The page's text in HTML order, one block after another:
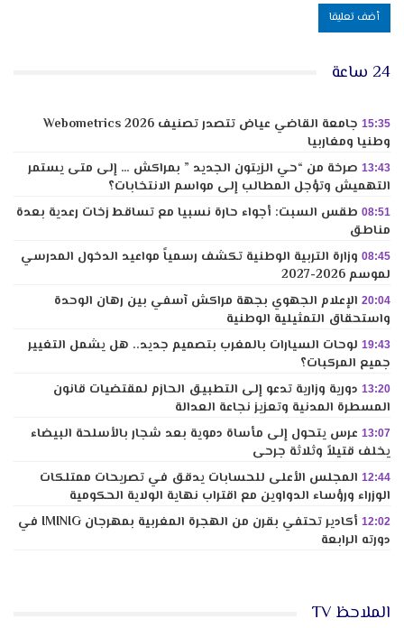
24 ساعة
15:35
جامعة القاضي عياض تتصدر تصنيف Webometrics 2026
وطنيا ومغاربيا
13:43 صرخة من “حي الزيتون الجديد ” بمراكش … إلى متى يستمر
التهميش وتؤجل المطالب إلى مواسم الانتخابات؟
08:51 طقس السبت: أجواء حارة نسبيا مع تساقط زخات رعدية بعدة
مناطق
08:45 وزارة التربية الوطنية تكشف رسمياً مواعيد الدخول المدرسي
لموسم 2026-2027
20:04 الإعلام الجهوي بجهة مراكش آسفي بين رهان الوحدة
واستحقاق التمثيلية الوطنية
19:43 لوحات السيارات بالمغرب بتصميم جديد.. هل يشمل التغيير
جميع المركبات؟
13:20 دورية وزارية تدعو إلى التطبيق الحازم لمقتضيات قانون
المسطرة المدنية وتعزيز نجاعة العدالة
13:07 عرس يتحول إلى مأساة دموية بعد شجار بالأسلحة البيضاء
يخلف قتيلاً وثلاثة جرحى
12:44 المجلس الأعلى للحسابات يدقق في تصريحات ممتلكات
الوزراء ورؤساء الدواوين مع اقتراب نهاية الولاية الحكومية
12:02
أكادير تحتفي بقرن من الهجرة المغربية بمهرجان IMINIG في
دورته الرابعة
الملاحظ TV